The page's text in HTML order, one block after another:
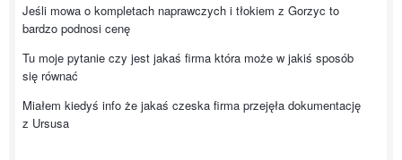
Jeśli mowa o kompletach naprawczych i tłokiem z Gorzyc to
bardzo podnosi cenę
Tu moje pytanie czy jest jakaś firma która może w jakiś sposób
się równać
Miałem kiedyś info że jakaś czeska firma przejęła dokumentację
z Ursusa